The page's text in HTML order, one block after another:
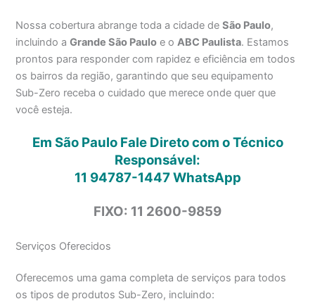
Nossa cobertura abrange toda a cidade deSão Paulo,
incluindo aGrande São Paulo e o ABC Paulista. Estamos
prontos para responder com rapidez e eficiência em todos
os bairros da região, garantindo que seu equipamento
Sub-Zero receba o cuidado que merece onde quer que
você esteja.
Em São Paulo Fale Direto com o Técnico
Responsável:
11 94787-1447WhatsApp
FIXO: 11 2600-9859
Serviços Oferecidos
Oferecemos uma gama completa de serviços para todos
os tipos de produtos Sub-Zero, incluindo: